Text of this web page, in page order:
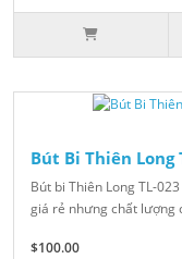
Bút Bi Thiên Long
Bút bi Thiên Long TL-
giá rẻ nhưng chất lượng
$100.00